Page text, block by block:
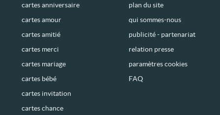
cartes anniversaire
cartes amour
cartes amitié
cartes merci
cartes mariage
cartes bébé
cartes invitation
cartes chance
plan du site
qui sommes-nous
publicité - partenariat
relation presse
paramètres cookies
FAQ